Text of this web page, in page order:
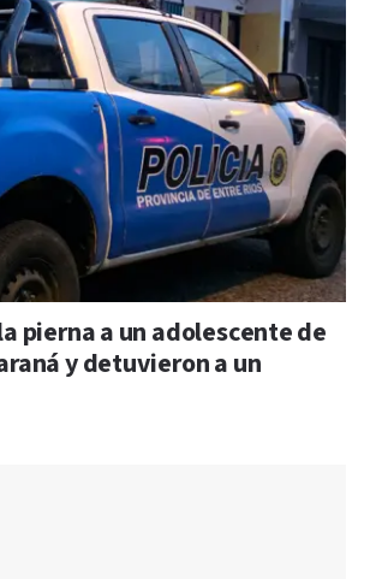
pierna a un adolescente de
y detuvieron a un